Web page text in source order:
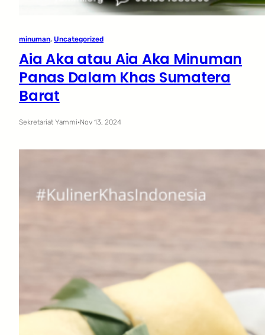
minuman, Uncategorized
Aia Aka atau Aia Aka Minuman
Panas Dalam Khas Sumatera
Barat
Sekretariat Yammi·Nov 13, 2024